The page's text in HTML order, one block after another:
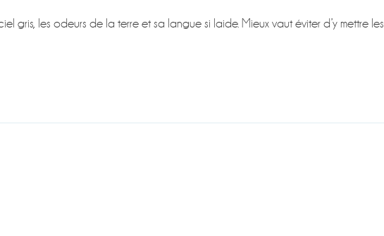
gris, les odeurs de la terre et sa langue si laide. Mieux vaut éviter d’y mettre les